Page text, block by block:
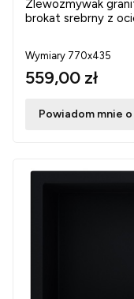
Zlewozmywak
brokat srebrny z
Wymiary 770x435
559,00 zł
Powiadom mnie